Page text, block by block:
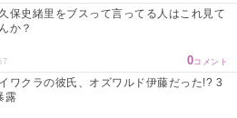
保史緒里をブスって言ってる人はこれ見て
か？
0コメント
ワクラの彼氏、オズワルド伊藤だった!? 3
露